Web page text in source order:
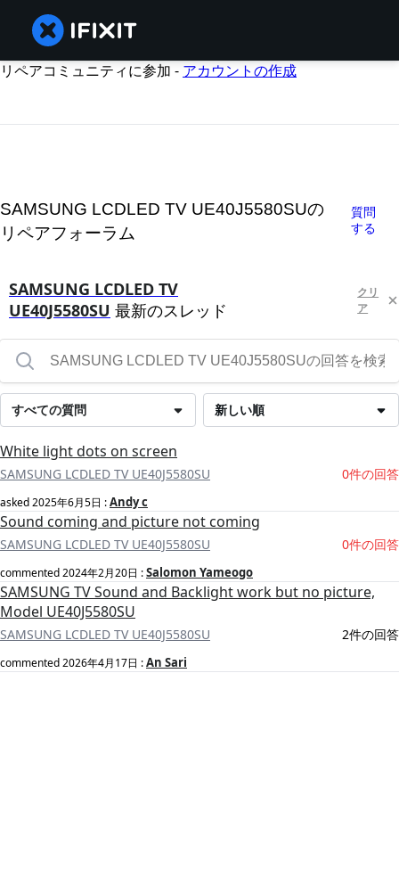
リペアコミュニティに参加 - アカウントの作成
SAMSUNG LCDLED TV UE40J5580SUの
リペアフォーラム
質問
する
SAMSUNG LCDLED TV
UE40J5580SU 最新のスレッド
クリ
ア
新しい順
すべての質問
White light dots on screen
SAMSUNG LCDLED TV UE40J5580SU 0件の回答
asked2025年6月5日 :Andy c
Sound coming and picture not coming
SAMSUNG LCDLED TV UE40J5580SU 0件の回答
commented2024年2月20日 :Salomon Yameogo
SAMSUNG TV Sound and Backlight work but no picture,
Model UE40J5580SU
SAMSUNG LCDLED TV UE40J5580SU 2件の回答
commented2026年4月17日 :An Sari